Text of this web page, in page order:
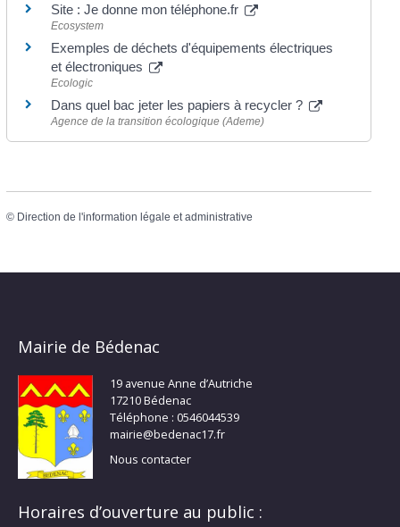
Site : Je donne mon téléphone.fr
Ecosystem
Exemples de déchets d'équipements électriques
et électroniques
Ecologic
Dans quel bac jeter les papiers à recycler ?
Agence de la transition écologique (Ademe)
© Direction de l'information légale et administrative
Mairie de Bédenac
19 avenue Anne d’Autriche
17210 Bédenac
Téléphone : 0546044539
mairie@bedenac17.fr
Nous contacter
Horaires d’ouverture au public :